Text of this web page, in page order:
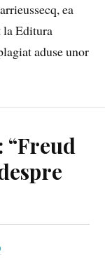
ea
la Editura
aduse unor